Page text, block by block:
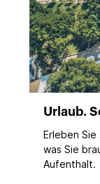
Urlaub.
Erleben
was Sie
Aufenthalt.